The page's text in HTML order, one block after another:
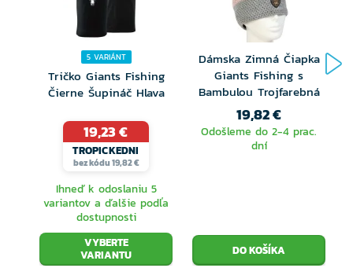
5 VARIÁNT
Tričko Giants Fishing
Čierne Šupináč Hlava
19,23 €
TROPICKEDNI
bez kódu 19,82 €
Ihneď k odoslaniu 5
variantov a ďalšie podľa
dostupnosti
VYBERTE
VARIANTU
Dámska Zimná Čiapka
Giants Fishing s
Bambulou Trojfarebná
19,82 €
Odošleme do 2-4 prac.
dní